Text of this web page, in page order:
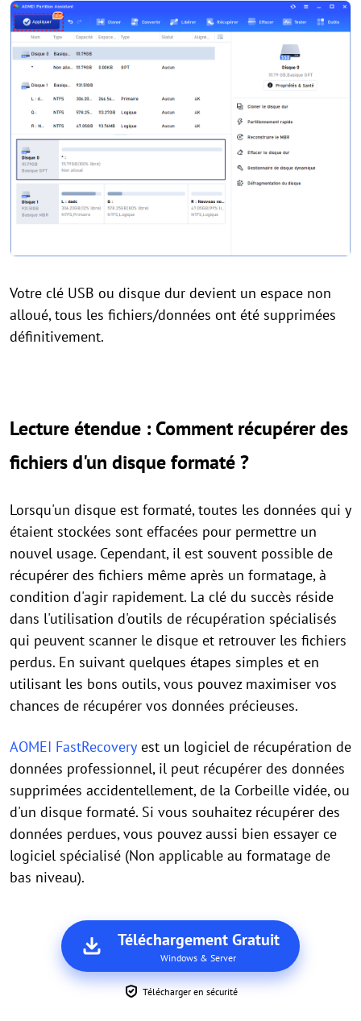
Votre clé USB ou disque dur devient un espace non
alloué, tous les fichiers/données ont été supprimées
définitivement.
Lecture étendue : Comment récupérer des
fichiers d'un disque formaté ?
Lorsqu'un disque est formaté, toutes les données qui y
étaient stockées sont effacées pour permettre un
nouvel usage. Cependant, il est souvent possible de
récupérer des fichiers même après un formatage, à
condition d'agir rapidement. La clé du succès réside
dans l'utilisation d'outils de récupération spécialisés
qui peuvent scanner le disque et retrouver les fichiers
perdus. En suivant quelques étapes simples et en
utilisant les bons outils, vous pouvez maximiser vos
chances de récupérer vos données précieuses.
AOMEI FastRecovery est un logiciel de récupération de
données professionnel, il peut récupérer des données
supprimées accidentellement, de la Corbeille vidée, ou
d'un disque formaté. Si vous souhaitez récupérer des
données perdues, vous pouvez aussi bien essayer ce
logiciel spécialisé (Non applicable au formatage de
bas niveau).
Téléchargement Gratuit
Windows & Server
Télécharger en sécurité